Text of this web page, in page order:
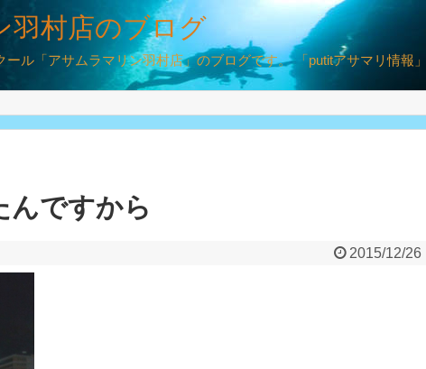
羽村店のブログ
ル「アサムラマリン羽村店」のブログです。 「putitアサマリ情報」
んですから
2015/12/26